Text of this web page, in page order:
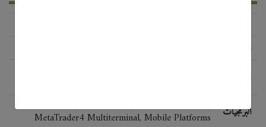
MetaTrader4, MetaTrader5, MT4 WebTerminal,
MetaTrader4 Multiterminal, Mobile Platforms
البرمجيات